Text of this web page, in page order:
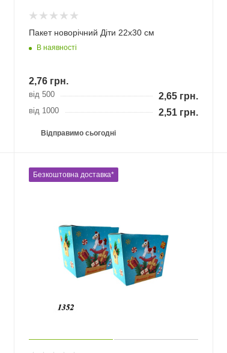
Пакет новорічний Діти 22х30 см
В наявності
2,76грн.
від 500 2,65грн.
від 1000 2,51грн.
Відправимо сьогодні
Безкоштовна доставка*